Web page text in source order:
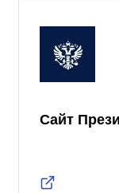
Сайт